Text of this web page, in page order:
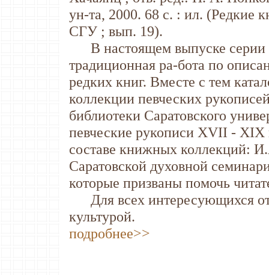
ун-та, 2000. 68 с. : ил. (Редкие
СГУ ; вып. 19).
В настоящем выпуске серии
традиционная ра-бота по
редких книг. Вместе с тем
коллекции певческих
библиотеки Саратовского
певческие рукописи XVII - XIX
составе книжных коллекций:
Саратовской духовной
которые призваны помочь
Для всех интересующихся
культурой.
подробнее>>